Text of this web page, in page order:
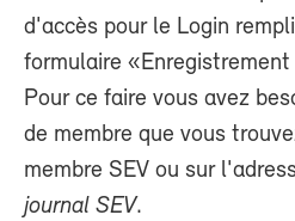
d'accès pour le Login
formulaire
Pour ce faire vous avez
de membre que vous
membre SEV ou sur
journal SEV.